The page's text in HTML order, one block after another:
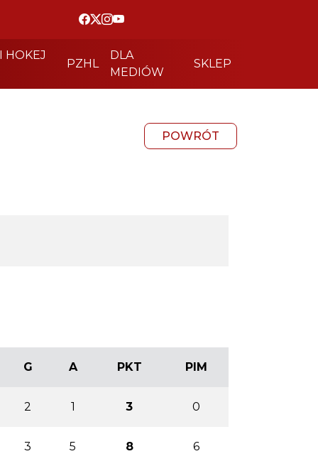
HOKEJ
PZHL
DLA
MEDIÓW
SKLEP
POWRÓT
G A PKT PIM
2 1 3 0
3 5 8 6